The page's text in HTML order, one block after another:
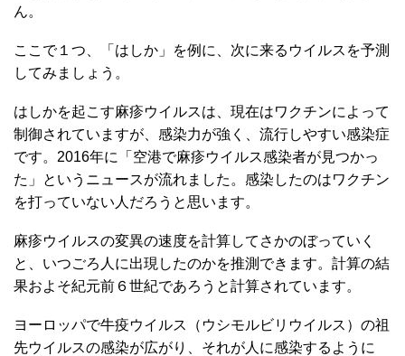
ん。
ここで１つ、「はしか」を例に、次に来るウイルスを予測
してみましょう。
はしかを起こす麻疹ウイルスは、現在はワクチンによって
制御されていますが、感染力が強く、流行しやすい感染症
です。2016年に「空港で麻疹ウイルス感染者が見つかっ
た」というニュースが流れました。感染したのはワクチン
を打っていない人だろうと思います。
麻疹ウイルスの変異の速度を計算してさかのぼっていく
と、いつごろ人に出現したのかを推測できます。計算の結
果およそ紀元前６世紀であろうと計算されています。
ヨーロッパで牛疫ウイルス（ウシモルビリウイルス）の祖
先ウイルスの感染が広がり、それが人に感染するように